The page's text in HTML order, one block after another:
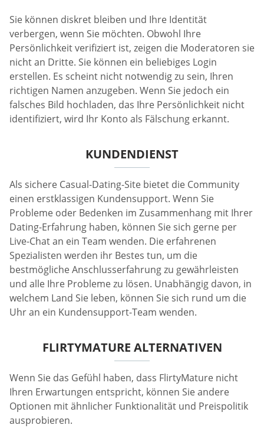
Sie können diskret bleiben und Ihre Identität
verbergen, wenn Sie möchten. Obwohl Ihre
Persönlichkeit verifiziert ist, zeigen die Moderatoren sie
nicht an Dritte. Sie können ein beliebiges Login
erstellen. Es scheint nicht notwendig zu sein, Ihren
richtigen Namen anzugeben. Wenn Sie jedoch ein
falsches Bild hochladen, das Ihre Persönlichkeit nicht
identifiziert, wird Ihr Konto als Fälschung erkannt.
KUNDENDIENST
Als sichere Casual-Dating-Site bietet die Community
einen erstklassigen Kundensupport. Wenn Sie
Probleme oder Bedenken im Zusammenhang mit Ihrer
Dating-Erfahrung haben, können Sie sich gerne per
Live-Chat an ein Team wenden. Die erfahrenen
Spezialisten werden ihr Bestes tun, um die
bestmögliche Anschlusserfahrung zu gewährleisten
und alle Ihre Probleme zu lösen. Unabhängig davon, in
welchem Land Sie leben, können Sie sich rund um die
Uhr an ein Kundensupport-Team wenden.
FLIRTYMATURE ALTERNATIVEN
Wenn Sie das Gefühl haben, dass FlirtyMature nicht
Ihren Erwartungen entspricht, können Sie andere
Optionen mit ähnlicher Funktionalität und Preispolitik
ausprobieren.